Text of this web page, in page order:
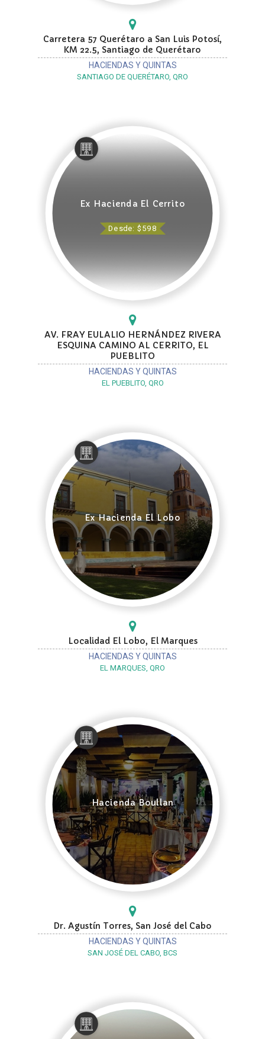
Carretera 57 Querétaro a San Luis Potosí,
KM 22.5, Santiago de Querétaro
HACIENDAS Y QUINTAS
SANTIAGO DE QUERÉTARO, QRO
Ex Hacienda El Cerrito
Desde: $598
AV. FRAY EULALIO HERNÁNDEZ RIVERA
ESQUINA CAMINO AL CERRITO, EL
PUEBLITO
HACIENDAS Y QUINTAS
EL PUEBLITO, QRO
Ex Hacienda El Lobo
Localidad El Lobo, El Marques
HACIENDAS Y QUINTAS
EL MARQUES, QRO
Hacienda Boullan
Dr. Agustín Torres, San José del Cabo
HACIENDAS Y QUINTAS
SAN JOSÉ DEL CABO, BCS